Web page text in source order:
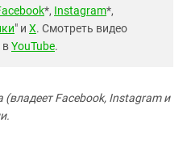
*, Instagram*,
" и X. Смотреть видео
вYouTube.
(владеет Facebook, Instagram и